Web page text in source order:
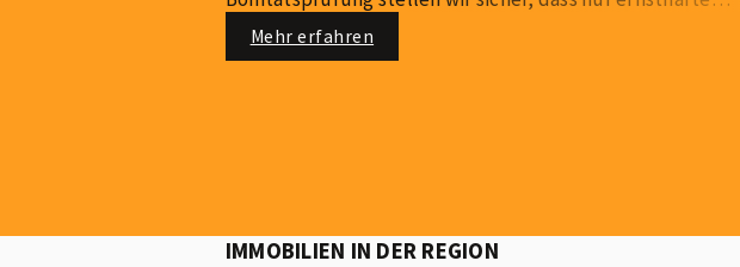
Käufer Ihre Immobilie besichtigen – für einen effizienten
Prozess und Ihre Zufriedenheit.
Mehr erfahren
IMMOBILIEN IN DER REGION